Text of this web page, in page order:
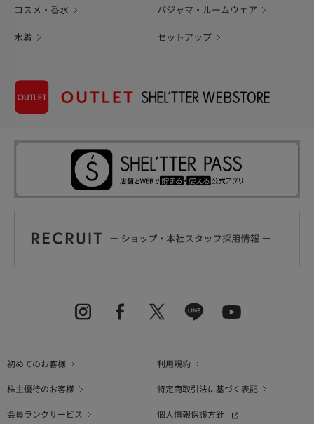
コスメ・香水 パジャマ・ルームウェア
水着 セットアップ
初めてのお客様
利用規約
株主優待のお客様
特定商取引法に基づく表記
会員ランクサービス
個人情報保護方針